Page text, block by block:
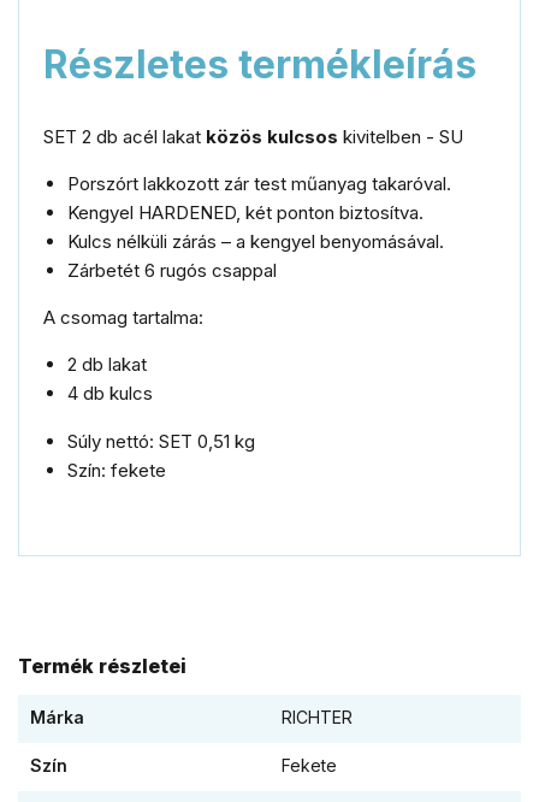
Részletes termékleírás
SET 2 db acél lakat közös kulcsos kivitelben - SU
Porszórt lakkozott zár test műanyag takaróval.
Kengyel HARDENED, két ponton biztosítva.
Kulcs nélküli zárás – a kengyel benyomásával.
Zárbetét 6 rugós csappal
A csomag tartalma:
2 db lakat
4 db kulcs
Súly nettó: SET 0,51 kg
Szín: fekete
Termék részletei
Márka RICHTER
Szín Fekete